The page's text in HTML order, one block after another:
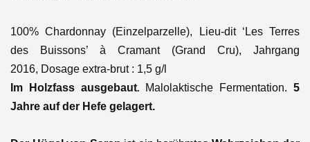
100% Chardonnay (Einzelparzelle), Lieu-dit ‘Les Terres
des Buissons’ à Cramant (Grand Cru), Jahrgang
2016, Dosage extra-brut : 1,5 g/l
Im Holzfass ausgebaut. Malolaktische Fermentation.5
Jahre auf der Hefe gelagert.